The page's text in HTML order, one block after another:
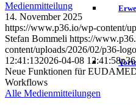
Medienmitteilung
14. November 2025
https://www.p36.io/wp-content/
Stefan Bommeli https://
content/uploads/2026/02/p36-
12:41:132026-04-08 12:41:58
Neue Funktionen für
Workflows
Alle Medienmitteilungen